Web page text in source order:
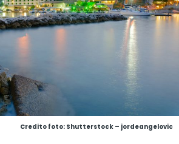
Credito foto: Shutterstock – jordeangelovic